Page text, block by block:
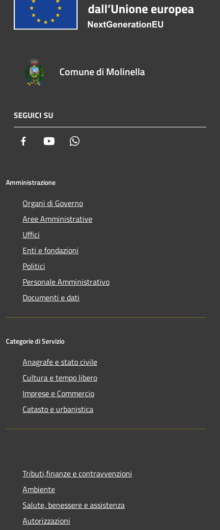
Comune di Molinella
SEGUICI SU
Facebook Youtube
Amministrazione
Organi di Governo
Aree Amministrative
Uffici
Enti e fondazioni
Politici
Personale Amministrativo
Documenti e dati
Categorie di Servizio
Anagrafe e stato civile
Cultura e tempo libero
Imprese e Commercio
Catasto e urbanistica
Tributi,finanze e contravvenzioni
Ambiente
Salute, benessere e assistenza
Autorizzazioni